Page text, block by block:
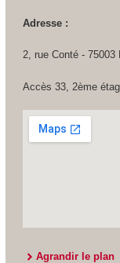
Adresse :
2, rue Conté - 75003
Accès 33, 2ème
Agrandir le plan